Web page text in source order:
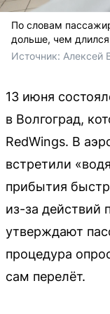
По словам
дольше, чем
Источник: Алексей
13 июня
в Волгоград,
RedWings. В
встретили
прибытия
из-за действий
утверждают
процедура
сам перелёт.